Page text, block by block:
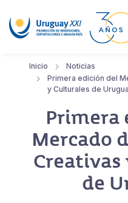
Inicio
Noticias
Primera edición del
y Culturales de
Primera
Mercado
de